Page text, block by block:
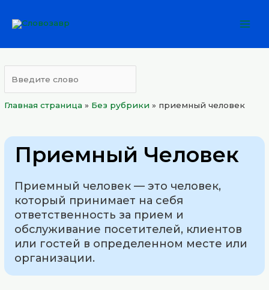
Главная страница » Без рубрики » приемный человек
Приемный Человек
Приемный человек — это человек,
который принимает на себя
ответственность за прием и
обслуживание посетителей, клиентов
или гостей в определенном месте или
организации.